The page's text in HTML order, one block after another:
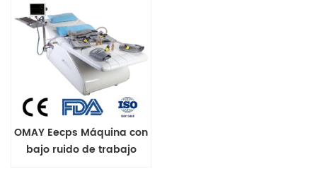
OMAY Eecps Máquina con
bajo ruido de trabajo